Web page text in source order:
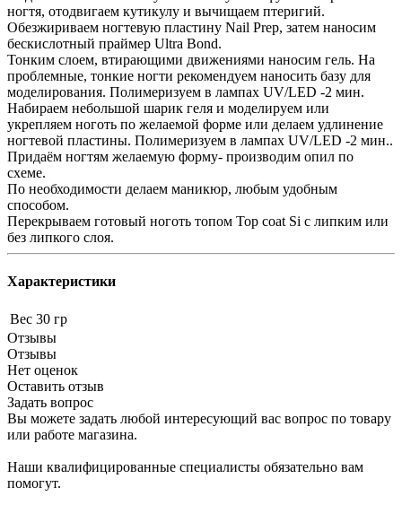
ногтя, отодвигаем кутикулу и вычищаем птеригий.
Обезжириваем ногтевую пластину Nail Prep, затем наносим
бескислотный праймер Ultra Bond.
Тонким слоем, втирающими движениями наносим гель. На
проблемные, тонкие ногти рекомендуем наносить базу для
моделирования. Полимеризуем в лампах UV/LED -2 мин.
Набираем небольшой шарик геля и моделируем или
укрепляем ноготь по желаемой форме или делаем удлинение
ногтевой пластины. Полимеризуем в лампах UV/LED -2 мин..
Придаём ногтям желаемую форму- производим опил по
схеме.
По необходимости делаем маникюр, любым удобным
способом.
Перекрываем готовый ноготь топом Top coat Si с липким или
без липкого слоя.
Характеристики
Вес 30 гр
Отзывы
Отзывы
Нет оценок
Оставить отзыв
Задать вопрос
Вы можете задать любой интересующий вас вопрос по товару
или работе магазина.
Наши квалифицированные специалисты обязательно вам
помогут.